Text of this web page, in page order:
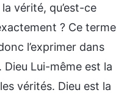
vérité, qu’est-ce
? Ce terme
l’exprimer dans
Dieu Lui-même est la
vérités. Dieu est la